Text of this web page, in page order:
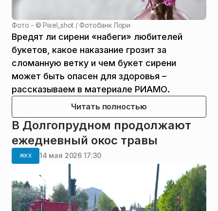
Фото - ©Pixel_shot / Фотобанк Лори
Вредят ли сирени «набеги» любителей
букетов, какое наказание грозит за
сломанную ветку и чем букет сирени
может быть опасен для здоровья –
рассказываем в материале РИАМО.
Читать полностью
В Долгопрудном продолжают
ежедневный окос травы
ЖКХ 14 мая 2026 17:30